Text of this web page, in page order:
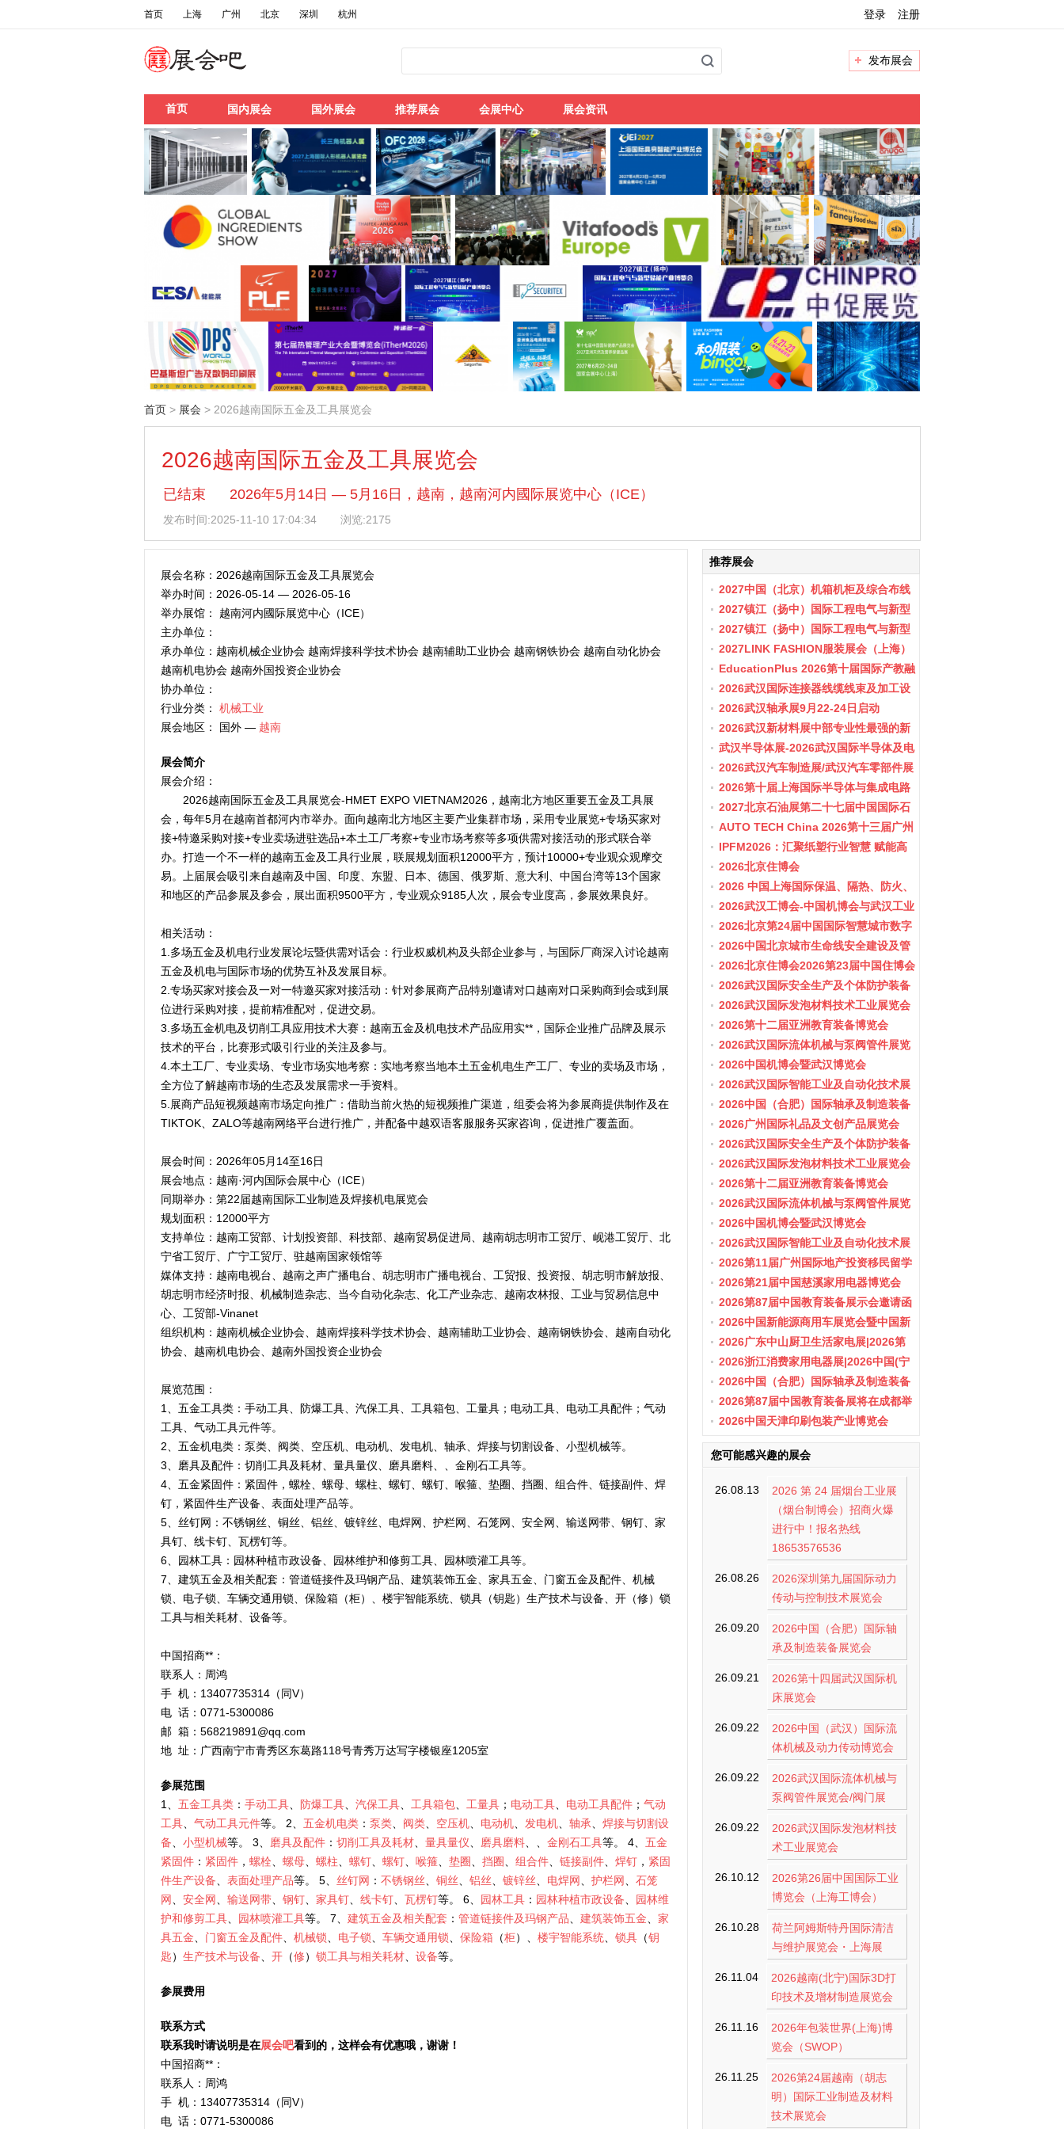
首页 上海 广州 北京 深圳 杭州 登录 注册
首页 国内展会 国外展会 推荐展会 会展中心 展会资讯
发布展会
首页 > 展会 > 2026越南国际五金及工具展览会
2026越南国际五金及工具展览会
发布时间:2025-11-10 17:04:34 浏览:2175
已结束 2026年5月14日 — 5月16日，越南，越南河内國际展览中心（ICE）
展会名称：2026越南国际五金及工具展览会
举办时间：2026-05-14 — 2026-05-16
举办展馆： 越南河内國际展览中心（ICE）
主办单位：
承办单位：越南机械企业协会 越南焊接科学技术协会 越南辅助工业协会 越南钢铁协会 越南自动化协会
越南机电协会 越南外国投资企业协会
协办单位：
行业分类： 机械工业
展会地区： 国外 — 越南
展会简介
展会介绍：
2026越南国际五金及工具展览会-HMET EXPO VIETNAM2026，越南北方地区重要五金及工具展
会，每年5月在越南首都河内市举办。面向越南北方地区主要产业集群市场，采用专业展览+专场买家对
接+特邀采购对接+专业卖场进驻选品+本土工厂考察+专业市场考察等多项供需对接活动的形式联合举
办。打造一个不一样的越南五金及工具行业展，联展规划面积12000平方，预计10000+专业观众观摩交
易。上届展会吸引来自越南及中国、印度、东盟、日本、德国、俄罗斯、意大利、中国台湾等13个国家
和地区的产品参展及参会，展出面积9500平方，专业观众9185人次，展会专业度高，参展效果良好。
相关活动：
1.多场五金及机电行业发展论坛暨供需对话会：行业权威机构及头部企业参与，与国际厂商深入讨论越南
五金及机电与国际市场的优势互补及发展目标。
2.专场买家对接会及一对一特邀买家对接活动：针对参展商产品特别邀请对口越南对口采购商到会或到展
位进行采购对接，提前精准配对，促进交易。
3.多场五金机电及切削工具应用技术大赛：越南五金及机电技术产品应用实**，国际企业推广品牌及展示
技术的平台，比赛形式吸引行业的关注及参与。
4.本土工厂、专业卖场、专业市场实地考察：实地考察当地本土五金机电生产工厂、专业的卖场及市场，
全方位了解越南市场的生态及发展需求一手资料。
5.展商产品短视频越南市场定向推广：借助当前火热的短视频推广渠道，组委会将为参展商提供制作及在
TIKTOK、ZALO等越南网络平台进行推广，并配备中越双语客服服务买家咨询，促进推广覆盖面。
展会时间：2026年05月14至16日
展会地点：越南·河内国际会展中心（ICE）
同期举办：第22届越南国际工业制造及焊接机电展览会
规划面积：12000平方
支持单位：越南工贸部、计划投资部、科技部、越南贸易促进局、越南胡志明市工贸厅、岘港工贸厅、北
宁省工贸厅、广宁工贸厅、驻越南国家领馆等
媒体支持：越南电视台、越南之声广播电台、胡志明市广播电视台、工贸报、投资报、胡志明市解放报、
胡志明市经济时报、机械制造杂志、当今自动化杂志、化工产业杂志、越南农林报、工业与贸易信息中
心、工贸部-Vinanet
组织机构：越南机械企业协会、越南焊接科学技术协会、越南辅助工业协会、越南钢铁协会、越南自动化
协会、越南机电协会、越南外国投资企业协会
展览范围：
1、五金工具类：手动工具、防爆工具、汽保工具、工具箱包、工量具；电动工具、电动工具配件；气动
工具、气动工具元件等。
2、五金机电类：泵类、阀类、空压机、电动机、发电机、轴承、焊接与切割设备、小型机械等。
3、磨具及配件：切削工具及耗材、量具量仪、磨具磨料、、金刚石工具等。
4、五金紧固件：紧固件，螺栓、螺母、螺柱、螺钉、螺钉、喉箍、垫圈、挡圈、组合件、链接副件、焊
钉，紧固件生产设备、表面处理产品等。
5、丝钉网：不锈钢丝、铜丝、铝丝、镀锌丝、电焊网、护栏网、石笼网、安全网、输送网带、钢钉、家
具钉、线卡钉、瓦楞钉等。
6、园林工具：园林种植市政设备、园林维护和修剪工具、园林喷灌工具等。
7、建筑五金及相关配套：管道链接件及玛钢产品、建筑装饰五金、家具五金、门窗五金及配件、机械
锁、电子锁、车辆交通用锁、保险箱（柜）、楼宇智能系统、锁具（钥匙）生产技术与设备、开（修）锁
工具与相关耗材、设备等。
中国招商**：
联系人：周鸿
手 机：13407735314（同V）
电 话：0771-5300086
邮 箱：568219891@qq.com
地 址：广西南宁市青秀区东葛路118号青秀万达写字楼银座1205室
参展范围
1、 五金工具类 ： 手动工具 防爆工具 汽保工具 工具箱包 工量具 ； 电动工具 电动工具配件 ； 气动
工具
气动工具元件等。 2、 五金机电类 ： 泵类 阀类 空压机 电动机 发电机 轴承
焊接与切割设
备
小型机械等。 3、 磨具及配件 ： 切削工具及耗材 量具量仪 磨具磨料 金刚石工具等。 4、 五金
紧固件 ： 紧固件 ， 螺栓 螺母 螺柱 螺钉 螺钉 喉箍 垫圈 挡圈 组合件 链接副件 焊钉 ， 紧固
件生产设备
表面处理产品等。 5、 丝钉网 ： 不锈钢丝 铜丝 铝丝 镀锌丝 电焊网 护栏网
石笼
网
安全网 输送网带 钢钉 家具钉 线卡钉 瓦楞钉等。 6、 园林工具 ： 园林种植市政设备
园林维
护和修剪工具
园林喷灌工具等。 7、 建筑五金及相关配套 ： 管道链接件及玛钢产品 建筑装饰五金
家
具五金
门窗五金及配件 机械锁 电子锁 车辆交通用锁 保险箱 （柜）、 楼宇智能系统 锁具 （钥
匙） 生产技术与设备 开 （修） 锁工具与相关耗材 设备等。
参展费用
联系方式
联系我时请说明是在展会吧看到的，这样会有优惠哦，谢谢！
中国招商**：
联系人：周鸿
手 机：13407735314（同V）
电 话：0771-5300086
推荐展会
2027中国（北京）机箱机柜及综合布线
数据中心设施展览会
2027镇江（扬中）国际工程电气与新型
储能展会
2027镇江（扬中）国际工程电气与新型
储能产业博览会
2027LINK FASHION服装展会（上海）
EducationPlus 2026第十届国际产教融
合博览会
2026武汉国际连接器线缆线束及加工设
备展览会
2026武汉轴承展9月22-24日启动
2026武汉新材料展中部专业性最强的新
材料行业盛会
武汉半导体展-2026武汉国际半导体及电
子展览会
2026武汉汽车制造展/武汉汽车零部件展
2026第十届上海国际半导体与集成电路
产业应用博览会-11月10-12日
2027北京石油展第二十七届中国国际石
油石化技术装备展览会
AUTO TECH China 2026第十三届广州
国际汽车零部件及加工技术、汽车模具
展览会
IPFM2026：汇聚纸塑行业智慧 赋能高
质健康发展
2026北京住博会
2026 中国上海国际保温、隔热、防火、
隔音新材料展览
2026武汉工博会-中国机博会与武汉工业
博览会
2026北京第24届中国国际智慧城市数字
化城市城市更新建设博览会(主办住建
部）
2026中国北京城市生命线安全建设及管
网博览会
2026北京住博会2026第23届中国住博会
2026住博会
2026武汉国际安全生产及个体防护装备
展览会
2026武汉国际发泡材料技术工业展览会
2026第十二届亚洲教育装备博览会
2026武汉国际流体机械与泵阀管件展览
会/阀门展
2026中国机博会暨武汉博览会
2026武汉国际智能工业及自动化技术展
览会
2026中国（合肥）国际轴承及制造装备
展览会
2026广州国际礼品及文创产品展览会
2026武汉国际安全生产及个体防护装备
展览会
2026武汉国际发泡材料技术工业展览会
2026第十二届亚洲教育装备博览会
2026武汉国际流体机械与泵阀管件展览
会/阀门展
2026中国机博会暨武汉博览会
2026武汉国际智能工业及自动化技术展
览会
2026第11届广州国际地产投资移民留学
展览会
2026第21届中国慈溪家用电器博览会
2026第87届中国教育装备展示会邀请函
2026中国新能源商用车展览会暨中国新
能源商用车创新发展与产业融合大会
2026广东中山厨卫生活家电展|2026第
37届中国家电交易会（中山家电展）
2026浙江消费家用电器展|2026中国(宁
波)国际电子消费品及家用电器博览会
2026中国（合肥）国际轴承及制造装备
展览会
2026第87届中国教育装备展将在成都举
办
2026中国天津印刷包装产业博览会
您可能感兴趣的展会
26.08.13
2026 第 24 届烟台工业展
（烟台制博会）招商火爆
进行中！报名热线
18653576536
26.08.26
2026深圳第九届国际动力
传动与控制技术展览会
26.09.20
2026中国（合肥）国际轴
承及制造装备展览会
26.09.21
2026第十四届武汉国际机
床展览会
26.09.22
2026中国（武汉）国际流
体机械及动力传动博览会
26.09.22
2026武汉国际流体机械与
泵阀管件展览会/阀门展
26.09.22
2026武汉国际发泡材料技
术工业展览会
26.10.12
2026第26届中国国际工业
博览会（上海工博会）
26.10.28
荷兰阿姆斯特丹国际清洁
与维护展览会・上海展
26.11.04
2026越南(北宁)国际3D打
印技术及增材制造展览会
26.11.16
2026年包装世界(上海)博
览会（SWOP）
26.11.25
2026第24届越南（胡志
明）国际工业制造及材料
技术展览会